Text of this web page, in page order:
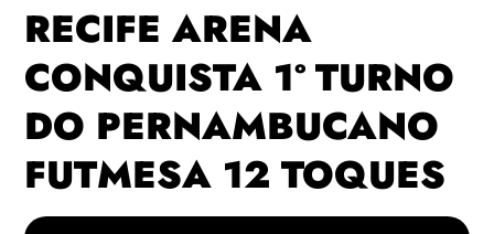
RECIFE ARENA
CONQUISTA 1º TURNO
DO PERNAMBUCANO
FUTMESA 12 TOQUES